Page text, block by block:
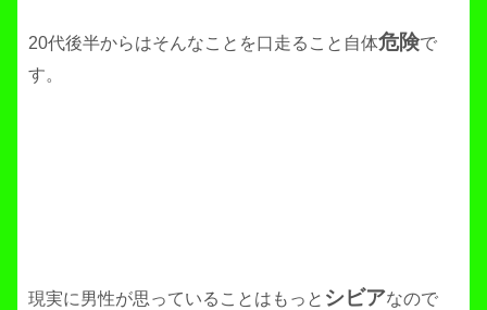
20代後半からはそんなことを口走ること自体危険で
す。
現実に男性が思っていることはもっと シビアなので